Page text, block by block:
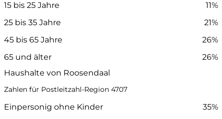
15 bis 25 Jahre
11%
25 bis 35 Jahre
21%
45 bis 65 Jahre
26%
65 und älter
26%
Haushalte von Roosendaal
Zahlen für Postleitzahl-Region 4707
Einpersonig ohne Kinder
35%